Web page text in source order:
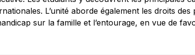
L’unité aborde également les droits
sur la famille et l’entourage, en vue de